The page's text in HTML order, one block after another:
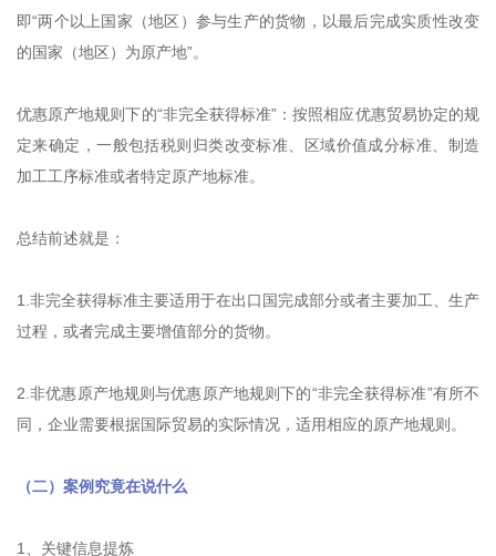
即“两个以上国家（地区）参与生产的货物，以最后完成实质性改变
的国家（地区）为原产地”。
优惠原产地规则下的“非完全获得标准”：按照相应优惠贸易协定的规
定来确定，一般包括税则归类改变标准、区域价值成分标准、制造
加工工序标准或者特定原产地标准。
总结前述就是：
1.非完全获得标准主要适用于在出口国完成部分或者主要加工、生产
过程，或者完成主要增值部分的货物。
2.非优惠原产地规则与优惠原产地规则下的“非完全获得标准”有所不
同，企业需要根据国际贸易的实际情况，适用相应的原产地规则。
（二）案例究竟在说什么
1、关键信息提炼